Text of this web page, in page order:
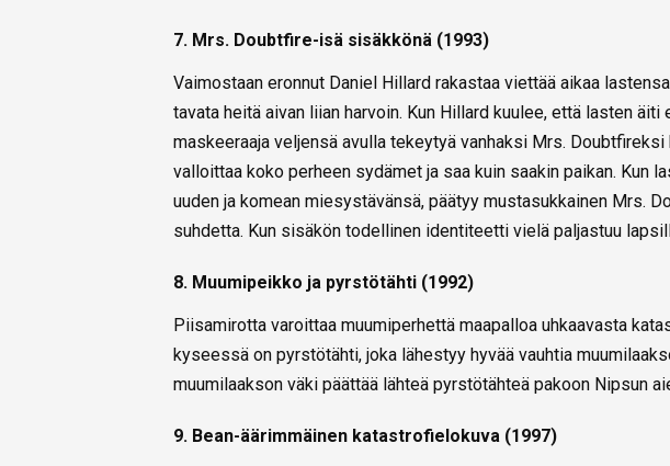
7. Mrs. Doubtfire-isä sisäkkönä (1993)
Vaimostaan eronnut Daniel Hillard rakastaa viettää aikaa
tavata heitä aivan liian harvoin. Kun Hillard kuulee, että lasten äiti
maskeeraaja veljensä avulla tekeytyä vanhaksi Mrs.
valloittaa koko perheen sydämet ja saa kuin saakin paikan. Kun
uuden ja komean miesystävänsä, päätyy mustasukkainen Mrs.
suhdetta. Kun sisäkön todellinen identiteetti vielä paljastuu
8. Muumipeikko ja pyrstötähti (1992)
Piisamirotta varoittaa muumiperhettä maapalloa uhkaavasta
kyseessä on pyrstötähti, joka lähestyy hyvää vauhtia
muumilaakson väki päättää lähteä pyrstötähteä pakoon Nipsun
9. Bean-äärimmäinen katastrofielokuva (1997)